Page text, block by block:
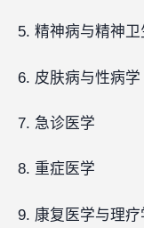
5. 精神病与精神卫
6. 皮肤病与性病学
7. 急诊医学
8. 重症医学
9. 康复医学与理疗